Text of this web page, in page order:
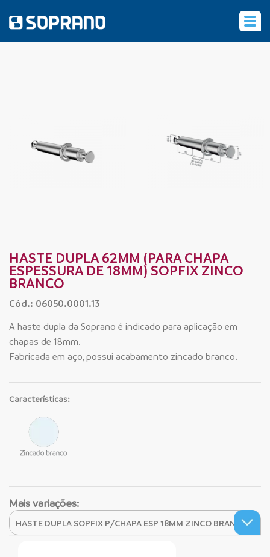
HASTE DUPLA 62MM (PARA CHAPA
ESPESSURA DE 18MM) SOPFIX ZINCO
BRANCO
Cód.: 06050.0001.13
A haste dupla da Soprano é indicado para aplicação em
chapas de 18mm.
Fabricada em aço, possui acabamento zincado branco.
Características:
Mais variações: